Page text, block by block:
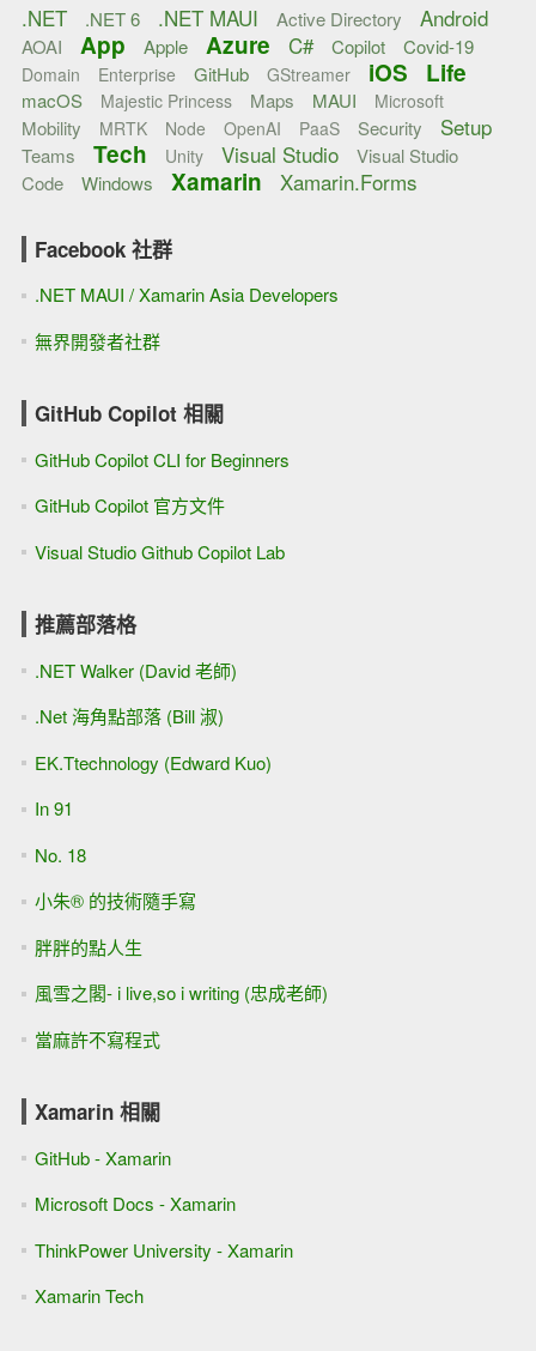
.NET .NET 6 .NET MAUI Active Directory Android
AOAI App Apple Azure C# Copilot Covid-19
Domain Enterprise GitHub GStreamer iOS Life
macOS Majestic Princess Maps MAUI Microsoft
Mobility MRTK Node OpenAI PaaS Security Setup
Teams Tech Unity Visual Studio
Visual Studio
Code
Windows Xamarin Xamarin.Forms
Facebook 社群
.NET MAUI / Xamarin Asia Developers
無界開發者社群
GitHub Copilot 相關
GitHub Copilot CLI for Beginners
GitHub Copilot 官方文件
Visual Studio Github Copilot Lab
推薦部落格
.NET Walker (David 老師)
.Net 海角點部落 (Bill 淑)
EK.Ttechnology (Edward Kuo)
In 91
No. 18
小朱® 的技術隨手寫
胖胖的點人生
風雪之閣- i live,so i writing (忠成老師)
當麻許不寫程式
Xamarin 相關
GitHub - Xamarin
Microsoft Docs - Xamarin
ThinkPower University - Xamarin
Xamarin Tech